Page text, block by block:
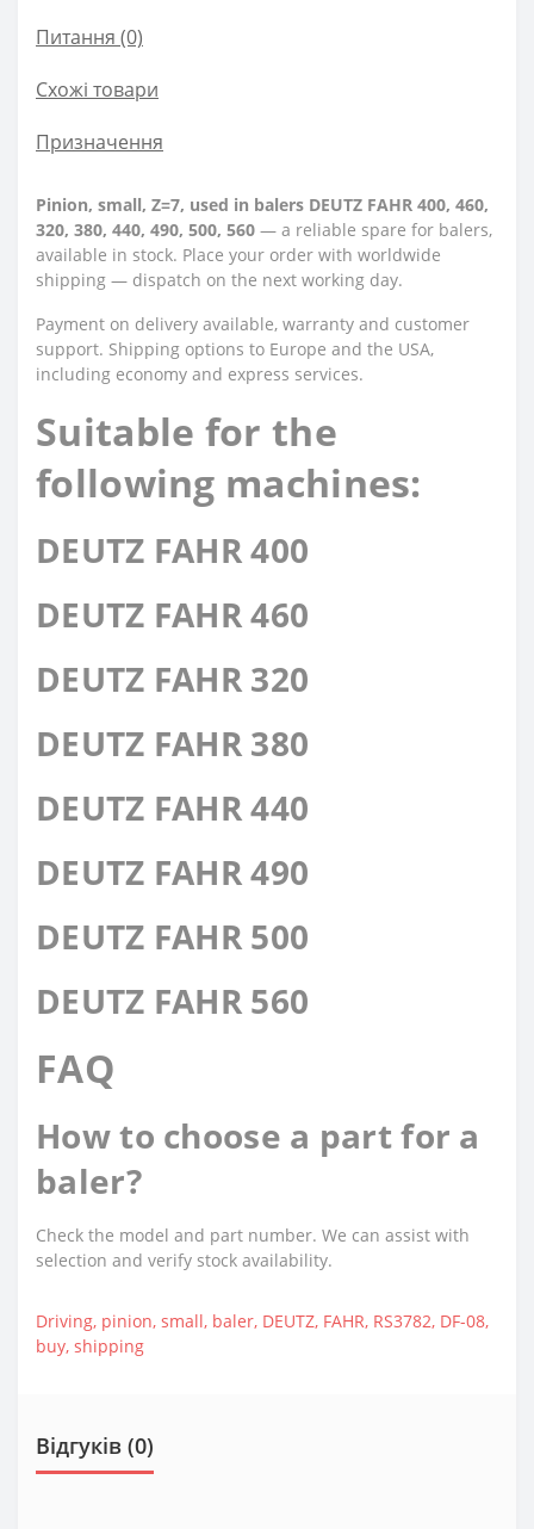
Питання (0)
Схожі товари
Призначення
Pinion, small, Z=7, used in balers DEUTZ FAHR 400, 460,
320, 380, 440, 490, 500, 560 — a reliable spare for balers,
available in stock. Place your order with worldwide
shipping — dispatch on the next working day.
Payment on delivery available, warranty and customer
support. Shipping options to Europe and the USA,
including economy and express services.
Suitable for the
following machines:
DEUTZ FAHR 400
DEUTZ FAHR 460
DEUTZ FAHR 320
DEUTZ FAHR 380
DEUTZ FAHR 440
DEUTZ FAHR 490
DEUTZ FAHR 500
DEUTZ FAHR 560
FAQ
How to choose a part for a
baler?
Check the model and part number. We can assist with
selection and verify stock availability.
Driving, pinion, small, baler, DEUTZ, FAHR, RS3782, DF-08,
buy, shipping
Відгуків (0)